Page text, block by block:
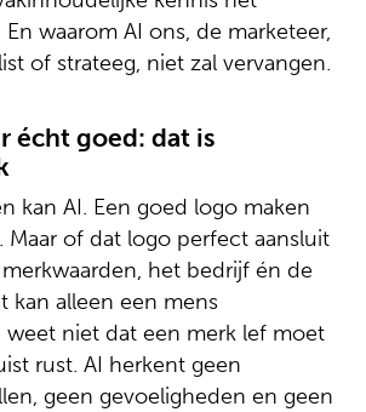
waarom AI ons, de marketeer,
of strateeg, niet zal vervangen.
écht goed: dat is
kan AI. Een goed logo maken
Maar of dat logo perfect aansluit
het bedrijf én de
kan alleen een mens
weet niet dat een merk lef moet
rust. AI herkent geen
geen gevoeligheden en geen